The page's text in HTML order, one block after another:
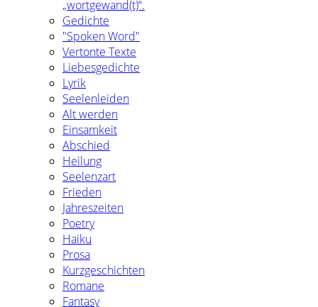
„wortgewand(t)“.
Gedichte
"Spoken Word"
Vertonte Texte
Liebesgedichte
Lyrik
Seelenleiden
Alt werden
Einsamkeit
Abschied
Heilung
Seelenzart
Frieden
Jahreszeiten
Poetry
Haiku
Prosa
Kurzgeschichten
Romane
Fantasy